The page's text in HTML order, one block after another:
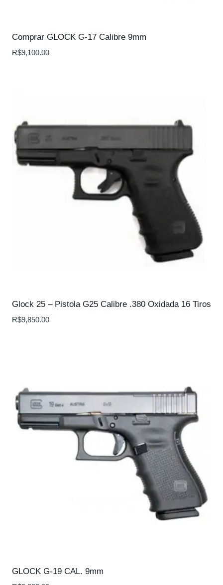
Comprar GLOCK G-17 Calibre 9mm
R$9,100.00
Glock 25 – Pistola G25 Calibre .380 Oxidada 16 Tiros
R$9,850.00
GLOCK G-19 CAL. 9mm